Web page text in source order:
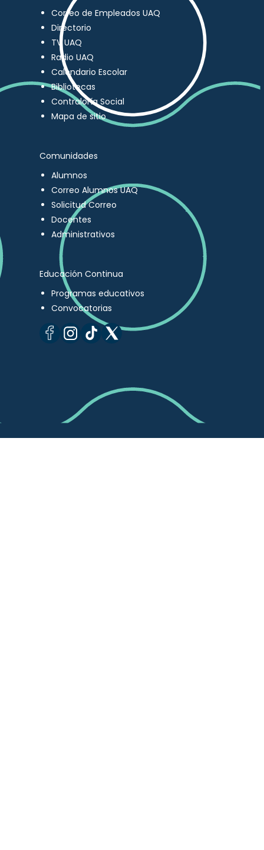
Correo de Empleados UAQ
Directorio
TV UAQ
Radio UAQ
Calendario Escolar
Bibliotecas
Contraloría Social
Mapa de sitio
Comunidades
Alumnos
Correo Alumnos UAQ
Solicitud Correo
Docentes
Administrativos
Educación Continua
Programas educativos
Convocatorias